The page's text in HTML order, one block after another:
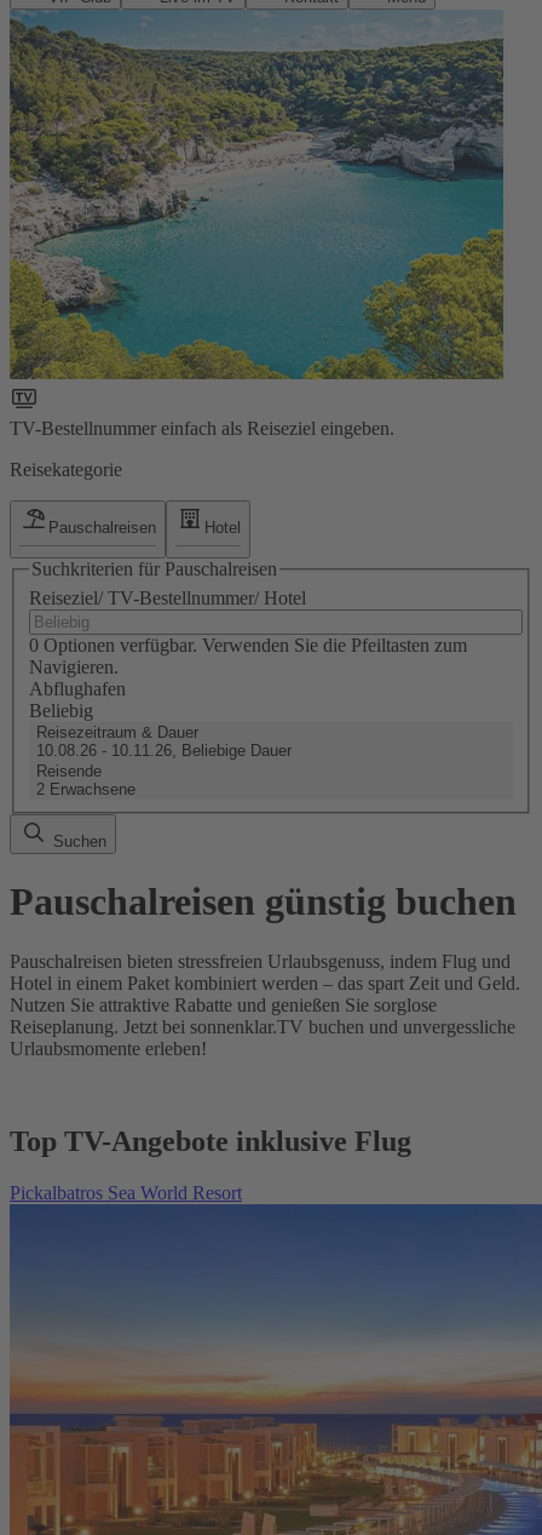
TV-Bestellnummer einfach als Reiseziel eingeben.
Reisekategorie
Pauschalreisen Hotel
Suchkriterien für Pauschalreisen
Reiseziel/ TV-Bestellnummer/ Hotel
0 Optionen verfügbar. Verwenden Sie die Pfeiltasten zum
Navigieren.
Abflughafen
Beliebig
Reisezeitraum & Dauer
10.08.26 - 10.11.26, Beliebige Dauer
Reisende
2 Erwachsene
Suchen
Pauschalreisen günstig buchen
Pauschalreisen bieten stressfreien Urlaubsgenuss, indem Flug und
Hotel in einem Paket kombiniert werden – das spart Zeit und Geld.
Nutzen Sie attraktive Rabatte und genießen Sie sorglose
Reiseplanung. Jetzt bei sonnenklar.TV buchen und unvergessliche
Urlaubsmomente erleben!
Top TV-Angebote inklusive Flug
Pickalbatros Sea World Resort